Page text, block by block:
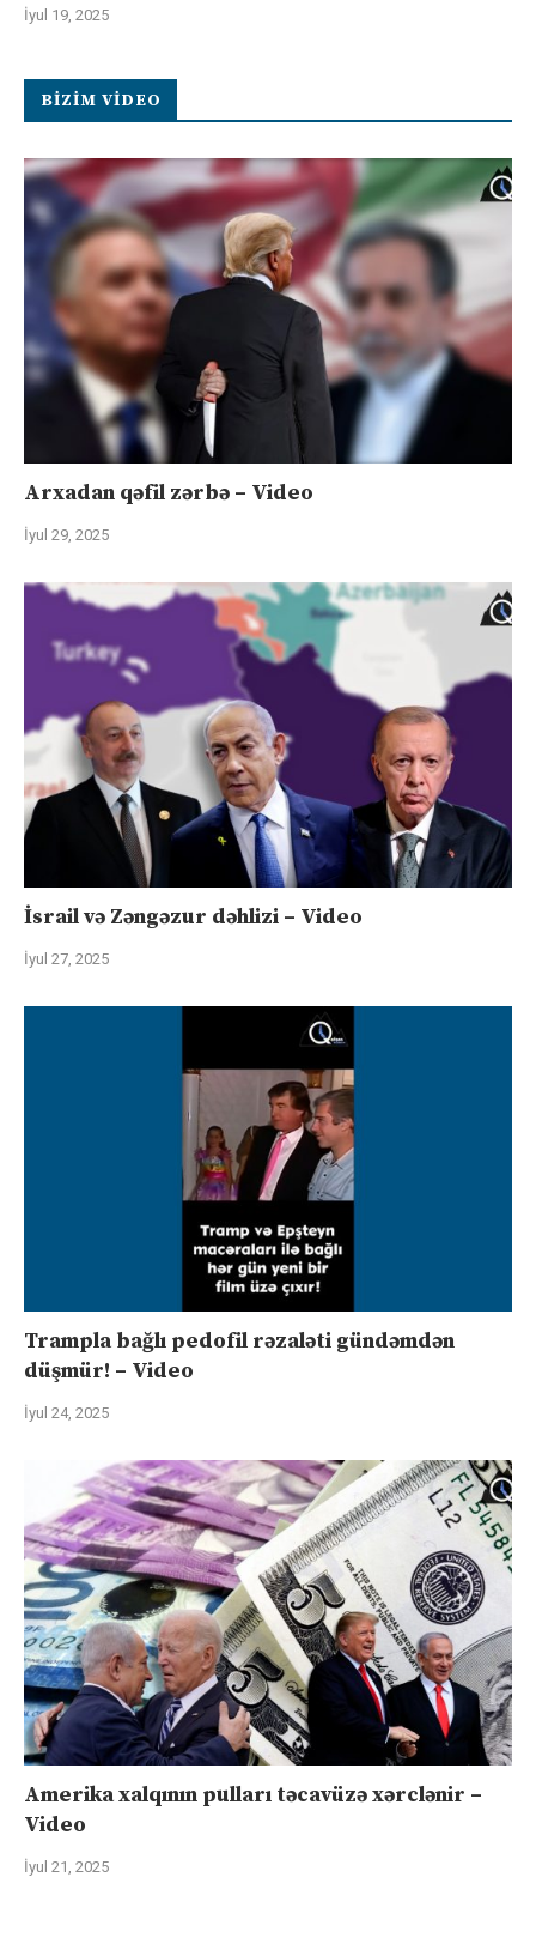
İyul 19, 2025
BIZIM VIDEO
Arxadan qəfil zərbə – Video
İyul 29, 2025
İsrail və Zəngəzur dəhlizi – Video
İyul 27, 2025
Trampla bağlı pedofil rəzaləti gündəmdən
düşmür! – Video
İyul 24, 2025
Amerika xalqının pulları təcavüzə xərclənir –
Video
İyul 21, 2025